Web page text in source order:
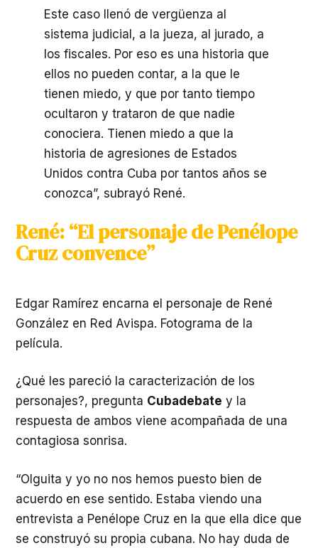
Este caso llenó de vergüenza al
sistema judicial, a la jueza, al jurado, a
los fiscales. Por eso es una historia que
ellos no pueden contar, a la que le
tienen miedo, y que por tanto tiempo
ocultaron y trataron de que nadie
conociera. Tienen miedo a que la
historia de agresiones de Estados
Unidos contra Cuba por tantos años se
conozca”, subrayó René.
René: “El personaje de Penélope
Cruz convence”
Edgar Ramírez encarna el personaje de René
González en Red Avispa. Fotograma de la
película.
¿Qué les pareció la caracterización de los
personajes?, pregunta Cubadebate y la
respuesta de ambos viene acompañada de una
contagiosa sonrisa.
“Olguita y yo no nos hemos puesto bien de
acuerdo en ese sentido. Estaba viendo una
entrevista a Penélope Cruz en la que ella dice que
se construyó su propia cubana. No hay duda de